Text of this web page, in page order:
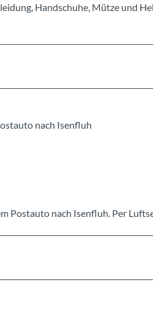
Handschuhe, Mütze und
nach Isenfluh
Postauto nach Isenfluh. Per